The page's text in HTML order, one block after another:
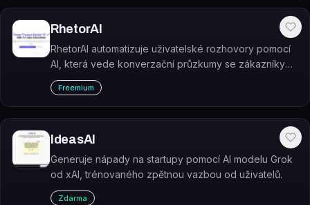
RhetorAI
RhetorAI automatizuje uživatelské rozhovory pomocí
AI, která vede konverzační průzkumy se zákazníky
24/7 a generuje akční poznatky pro produktový
výzkum.
Freemium
IdeasAI
Generuje nápady na startupy pomocí AI modelu Grok
od xAI, trénovaného zpětnou vazbou od uživatelů.
Zdarma